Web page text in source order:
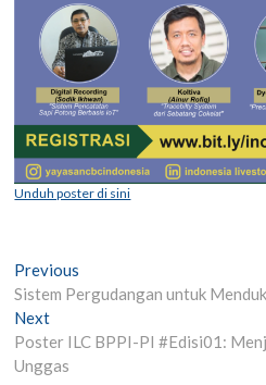
Unduh poster di sini
Post
navigation
Previous
post:
Sistem Pergudangan untuk
NextNext
post:
Poster ILC BPPI-PI #Edisi01:
Unggas